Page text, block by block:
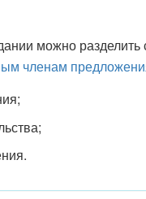
можно разделить
членам